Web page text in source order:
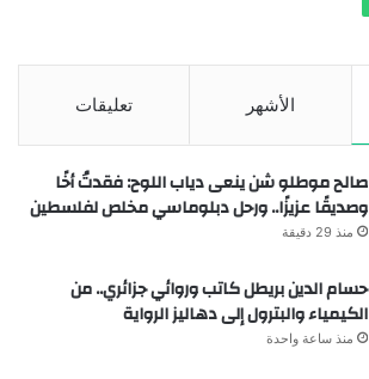
الأشهر تعليقات
صالح موطلو شن ينعى دياب اللوح: فقدتُ أخًا
وصديقًا عزيزًا.. ورحل دبلوماسي مخلص لفلسطين
منذ 29 دقيقة
حسام الدين بريطل كاتب وروائي جزائري.. من
الكيمياء والبترول إلى دهاليز الرواية
منذ ساعة واحدة